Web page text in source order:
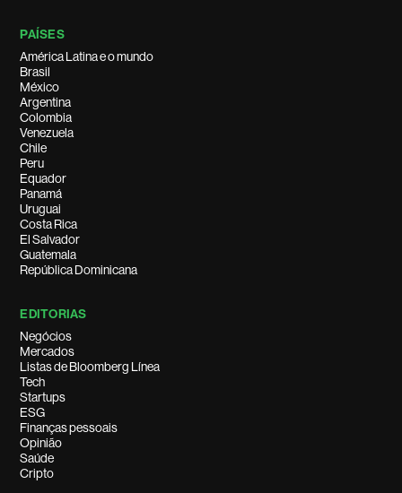
PAÍSES
América Latina e o mundo
Brasil
México
Argentina
Colombia
Venezuela
Chile
Peru
Equador
Panamá
Uruguai
Costa Rica
El Salvador
Guatemala
República Dominicana
EDITORIAS
Negócios
Mercados
Listas de Bloomberg Línea
Tech
Startups
ESG
Finanças pessoais
Opinião
Saúde
Cripto